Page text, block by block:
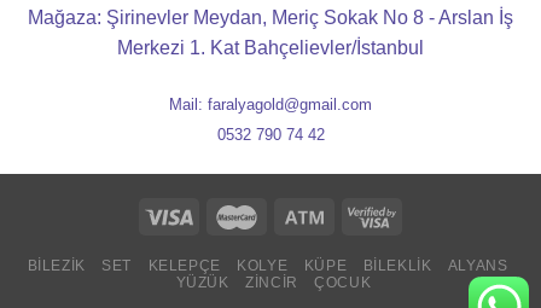
Seçenekler
ürün
Mağaza: Şirinevler Meydan, Meriç Sokak No 8 - Arslan İş
Merkezi 1. Kat Bahçelievler/İstanbul
Mail: faralyagold@gmail.com
0532 790 74 42
BİLEZİK SET KELEPÇE KOLYE KÜPE BİLEKLİK
ALYANS
YÜZÜK
ZİNCİR ÇOCUK